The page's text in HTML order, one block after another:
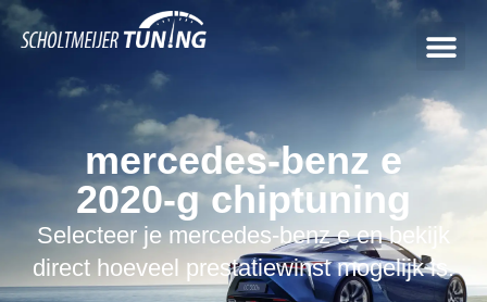
mercedes-benz e
2020-g chiptuning
Selecteer je mercedes-benz e en bekijk
direct hoeveel prestatiewinst mogelijk is.